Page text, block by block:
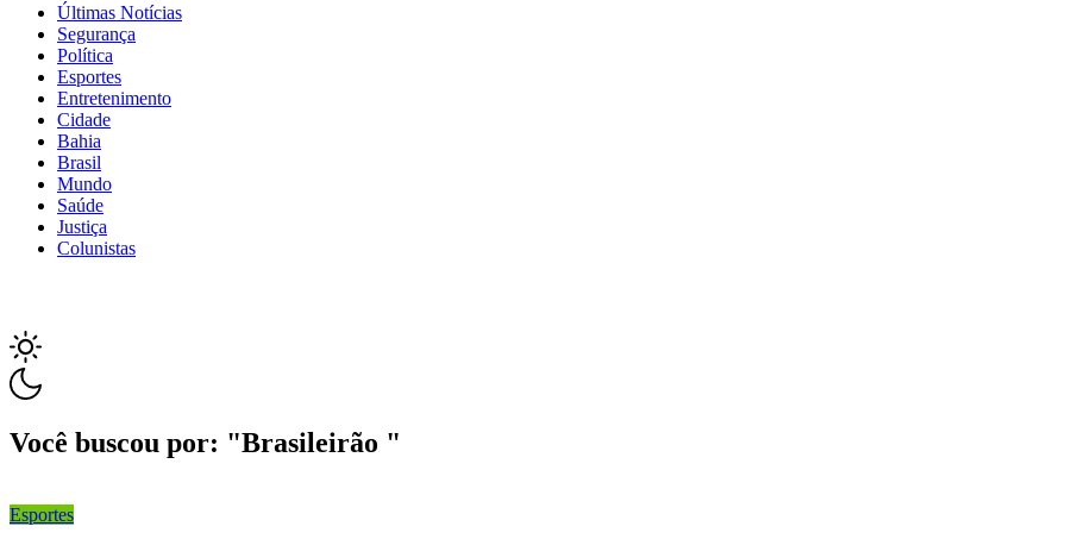
Últimas Notícias
Segurança
Política
Esportes
Entretenimento
Cidade
Bahia
Brasil
Mundo
Saúde
Justiça
Colunistas
Você buscou por: "Brasileirão "
Esportes